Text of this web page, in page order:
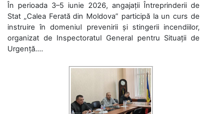
În perioada 3–5 iunie 2026, angajații Întreprinderii de
Stat „Calea Ferată din Moldova” participă la un curs de
instruire în domeniul prevenirii și stingerii incendiilor,
organizat de Inspectoratul General pentru Situații de
Urgență....